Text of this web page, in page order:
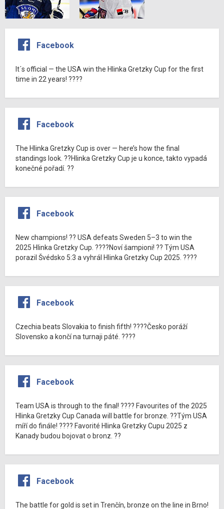
Facebook
It´s official — the USA win the Hlinka Gretzky Cup for the first
time in 22 years! ????
Facebook
The Hlinka Gretzky Cup is over — here’s how the final
standings look. ??Hlinka Gretzky Cup je u konce, takto vypadá
konečné pořadí. ??
Facebook
New champions! ?? USA defeats Sweden 5–3 to win the
2025 Hlinka Gretzky Cup. ????Noví šampioni! ?? Tým USA
porazil Švédsko 5:3 a vyhrál Hlinka Gretzky Cup 2025. ????
Facebook
Czechia beats Slovakia to finish fifth! ????Česko poráží
Slovensko a končí na turnaji páté. ????
Facebook
Team USA is through to the final! ???? Favourites of the 2025
Hlinka Gretzky Cup Canada will battle for bronze. ??Tým USA
míří do finále! ???? Favorité Hlinka Gretzky Cupu 2025 z
Kanady budou bojovat o bronz. ??
Facebook
The battle for gold is set in Trenčín, bronze on the line in Brno!